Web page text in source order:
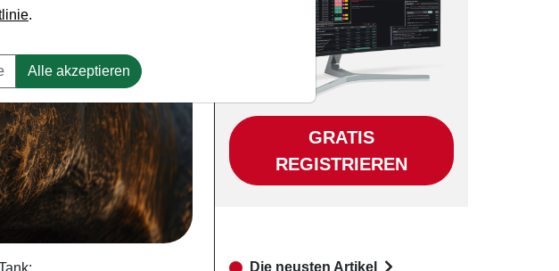
GRATIS
REGISTRIEREN
Die neusten Artikel
.
Alle akzeptieren